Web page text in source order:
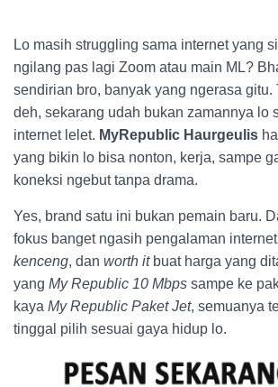
Lo masih struggling sama internet yang
ngilang pas lagi Zoom atau main ML?
sendirian bro, banyak yang ngerasa gitu.
deh, sekarang udah bukan zamannya lo
internet lelet. MyRepublic Haurgeulis
yang bikin lo bisa nonton, kerja, sampe
koneksi ngebut tanpa drama.
Yes, brand satu ini bukan pemain baru.
fokus banget ngasih pengalaman
kenceng, dan worth itbuat harga yang
yang My Republic 10 Mbps sampe ke
kaya My Republic Paket Jet, semuanya
tinggal pilih sesuai gaya hidup lo.